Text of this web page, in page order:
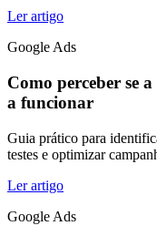
Ler artigo
Google Ads
Como perceber se
a funcionar
Guia prático para
testes e optimizar
Ler artigo
Google Ads